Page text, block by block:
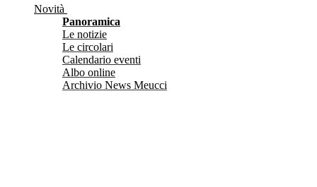
Novità
Panoramica
Le notizie
Le circolari
Calendario eventi
Albo online
Archivio News Meucci